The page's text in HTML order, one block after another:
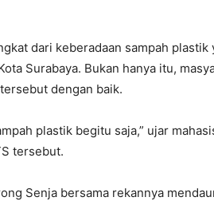
dari keberadaan sampah plastik
Surabaya. Bukan hanya itu,
dengan baik.
plastik begitu saja,” ujar
tersebut.
Senja bersama rekannya